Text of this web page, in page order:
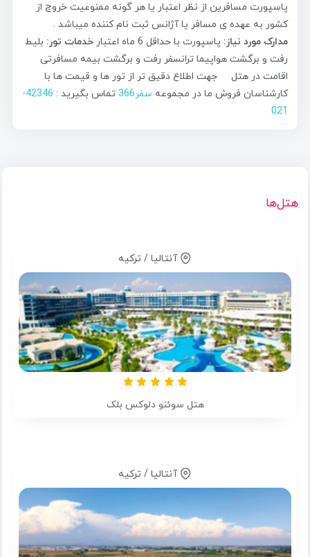
پاسپورت مسافرین از نظر اعتبار یا هر گونه ممنوعیت خروج از
کشور به عهده ی مسافر یا آژانس ثبت نام کننده میباشد .
مدارک مورد نیاز: پاسپورت با حداقل 6 ماه اعتبار خدمات تور: بلیط
رفت و برگشت هواپیما ترانسفر رفت و برگشت بیمه مسافرتی
اقامت در هتل جهت اطلاع دقیق تر از تور ها و قیمت ها با
کارشناسان فروش ما در مجموعه سفر366 تماس بگیرید :
42346-
021
هتل‌ها
آنتالیا / ترکیه
هتل سوئنو دلوکس بلک
آنتالیا / ترکیه